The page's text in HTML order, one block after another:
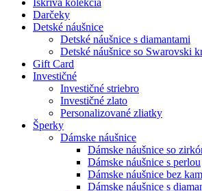
Iskrivá kolekcia
Darčeky
Detské náušnice
Detské náušnice s diamantami
Detské náušnice so Swarovski
Gift Card
Investičné
Investičné striebro
Investičné zlato
Personalizované zliatky
Šperky
Dámske náušnice
Dámske náušnice so
Dámske náušnice s perlou
Dámske náušnice bez
Dámske náušnice s